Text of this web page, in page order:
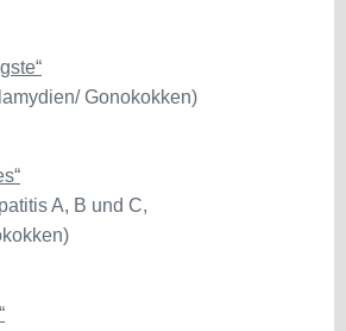
Gonokokken)
A, B und C,